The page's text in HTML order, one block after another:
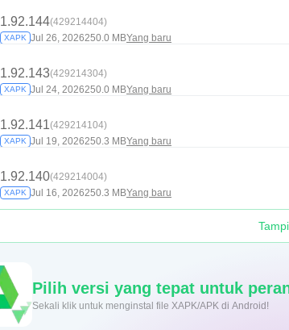
1.92.144(429214404)
XAPK Jul 26, 2026250.0 MBYang baru
1.92.143(429214304)
XAPK Jul 24, 2026250.0 MBYang baru
1.92.141(429214104)
XAPK Jul 19, 2026250.3 MBYang baru
1.92.140(429214004)
XAPK Jul 16, 2026250.3 MBYang baru
Pilih versi yang tepat untuk
Sekali klik untuk menginstal file XAPK/APK di Android!